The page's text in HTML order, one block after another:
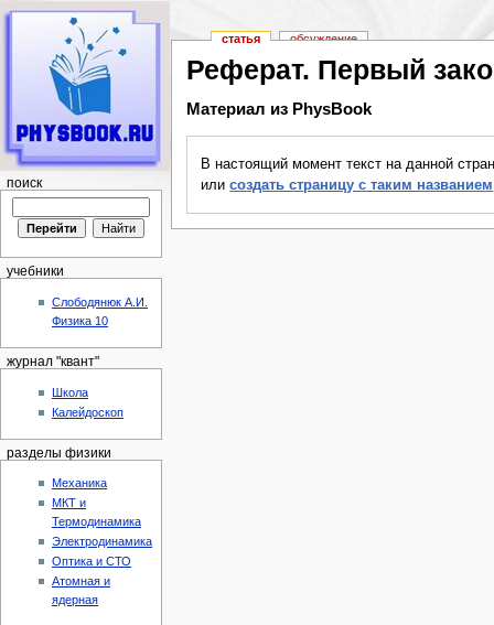
Реферат. Первый
Материал из PhysBook
В настоящий момент текст на данной
илисоздать страницу с таким названием
статья обсуждение
поиск
учебники
Слободянюк А.И.
Физика 10
журнал "квант"
Школа
Калейдоскоп
разделы физики
Механика
МКТ и
Термодинамика
Электродинамика
Оптика и СТО
Атомная и
ядерная